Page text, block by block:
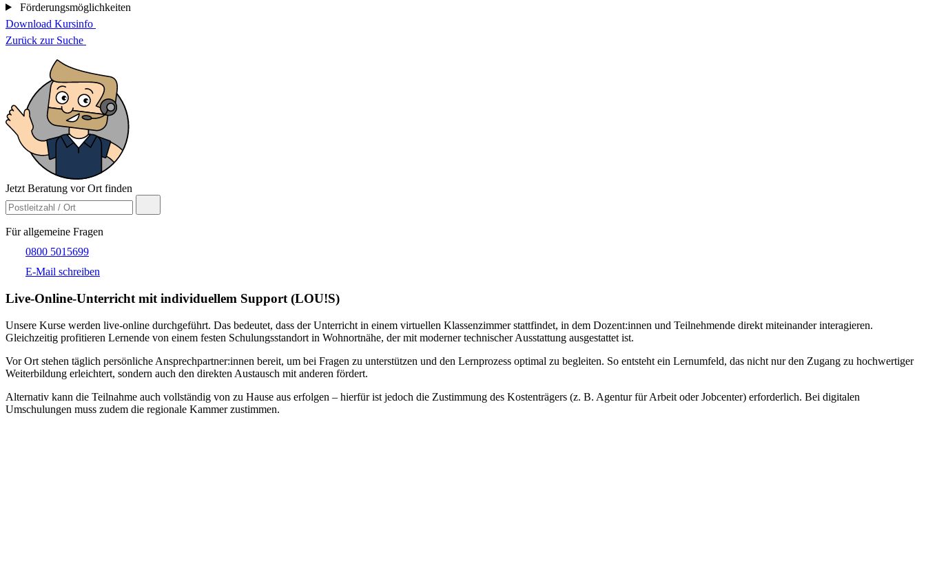
Förderungsmöglichkeiten
Download Kursinfo
Zurück zur Suche
Jetzt Beratung vor Ort finden
Für allgemeine Fragen
0800 5015699
E-Mail schreiben
Live-​Online-Unterricht mit individuellem Support (LOU!S)
Unsere Kurse werden live-online durchgeführt. Das bedeutet, dass der Unterricht in einem virtuellen Klassenzimmer stattfindet, in dem Dozent:innen und Teilnehmende direkt miteinander interagieren.
Gleichzeitig profitieren Lernende von einem festen Schulungsstandort in Wohnortnähe, der mit moderner technischer Ausstattung ausgestattet ist.
Vor Ort stehen täglich persönliche Ansprechpartner:innen bereit, um bei Fragen zu unterstützen und den Lernprozess optimal zu begleiten. So entsteht ein Lernumfeld, das nicht nur den Zugang zu hochwertiger
Weiterbildung erleichtert, sondern auch den direkten Austausch mit anderen fördert.
Alternativ kann die Teilnahme auch vollständig von zu Hause aus erfolgen – hierfür ist jedoch die Zustimmung des Kostenträgers (z. B. Agentur für Arbeit oder Jobcenter) erforderlich. Bei digitalen
Umschulungen muss zudem die regionale Kammer zustimmen.